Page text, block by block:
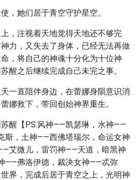
，她们居于青空守护星空。
，注视着天地觉得天地还不够完
力，又失去了身体，已经无法再做
，将自己的神魂十分化为十位神
醒之后继续完成自己未完之事。
一直陪伴身边，在蕾娜身陨意识消
娜救下，带回创始神界重生。
醒【PS:风神——凯瑟琳，水神——
斯，土神——西佛塔瑞尔，命运女神
艾微儿，雷罚神——天道，暗黑神
——弗洛伊德，裁决女神——忒弥
界，完成后居于青空之上，光明神